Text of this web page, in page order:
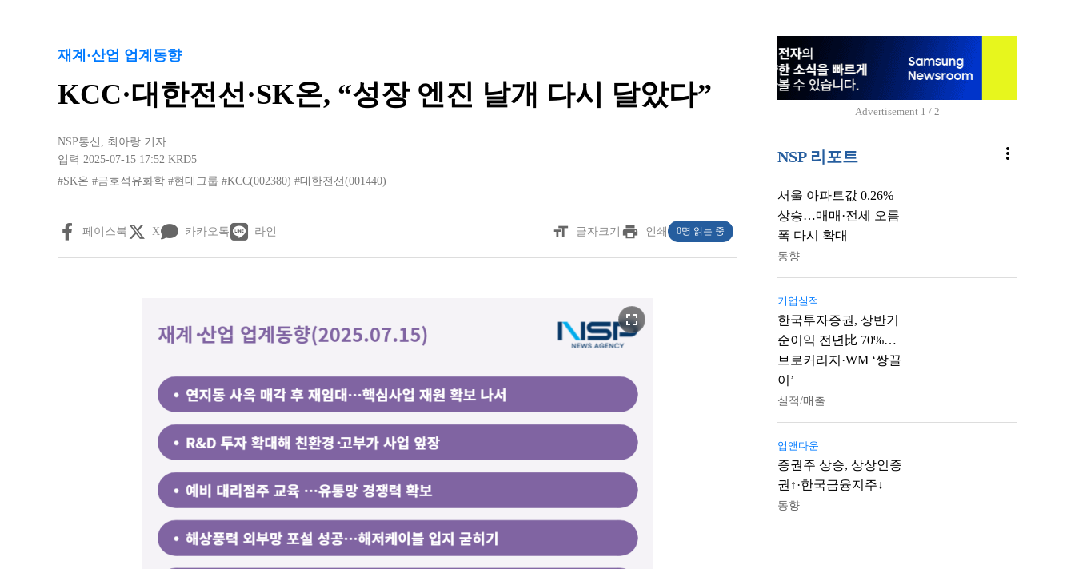
재계·산업 업계동향
KCC·대한전선·SK온, “성장 엔진 날개 다시 달았다”
NSP통신 , 최아랑 기자
입력 2025-07-15 17:52 KRD5
#SK온 #금호석유화학 #현대그룹 #KCC(002380) #대한전선(001440)
페이스북 X 카카오톡 라인 format_size 글자크기 print 인쇄 0명 읽는 중
fullscreen
Advertisement 1 / 2
NSP 리포트 more_vert
서울 아파트값 0.26%
상승…매매·전세 오름
폭 다시 확대
동향
기업실적
한국투자증권, 상반기
순이익 전년比 70%…
브로커리지·WM ‘쌍끌
이’
실적/매출
업앤다운
증권주 상승, 상상인증
권↑·한국금융지주↓
동향